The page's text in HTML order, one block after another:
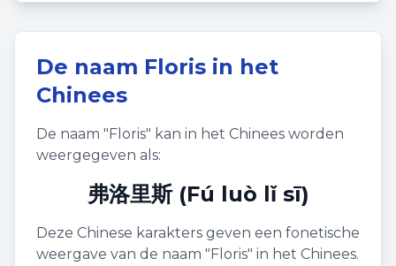
De naam Floris in het
Chinees
De naam "Floris" kan in het Chinees worden
weergegeven als:
弗洛里斯 (Fú luò lǐ sī)
Deze Chinese karakters geven een fonetische
weergave van de naam "Floris" in het Chinees.